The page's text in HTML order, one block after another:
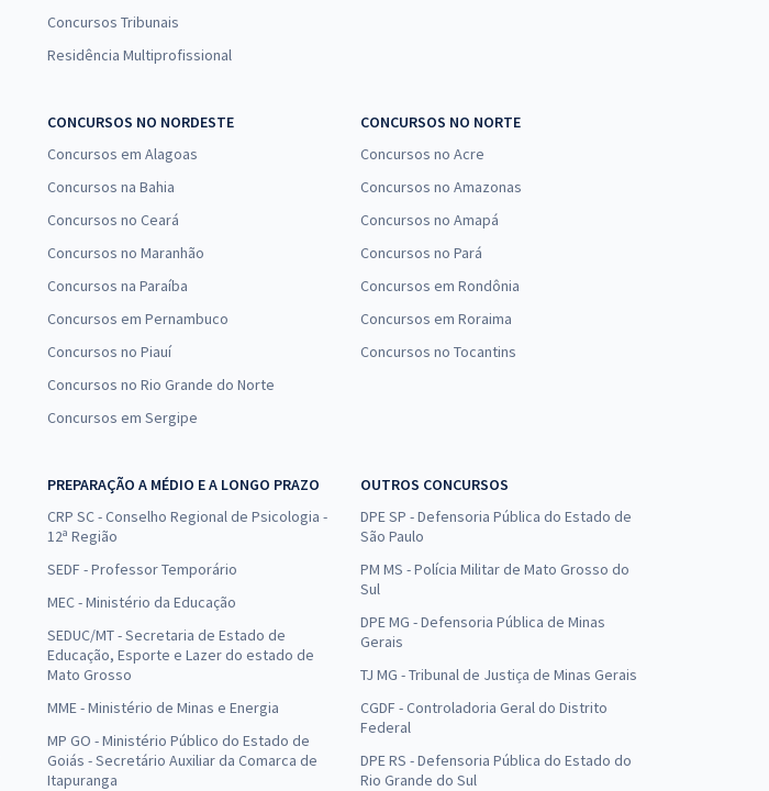
Concursos Tribunais
Residência Multiprofissional
CONCURSOS NO NORDESTE
Concursos em Alagoas
Concursos na Bahia
Concursos no Ceará
Concursos no Maranhão
Concursos na Paraíba
Concursos em Pernambuco
Concursos no Piauí
Concursos no Rio Grande do Norte
Concursos em Sergipe
CONCURSOS NO NORTE
Concursos no Acre
Concursos no Amazonas
Concursos no Amapá
Concursos no Pará
Concursos em Rondônia
Concursos em Roraima
Concursos no Tocantins
PREPARAÇÃO A MÉDIO E A LONGO PRAZO
CRP SC - Conselho Regional de Psicologia -
12ª Região
SEDF - Professor Temporário
MEC - Ministério da Educação
SEDUC/MT - Secretaria de Estado de
Educação, Esporte e Lazer do estado de
Mato Grosso
MME - Ministério de Minas e Energia
MP GO - Ministério Público do Estado de
Goiás - Secretário Auxiliar da Comarca de
Itapuranga
OUTROS CONCURSOS
DPE SP - Defensoria Pública do Estado de
São Paulo
PM MS - Polícia Militar de Mato Grosso do
Sul
DPE MG - Defensoria Pública de Minas
Gerais
TJ MG - Tribunal de Justiça de Minas Gerais
CGDF - Controladoria Geral do Distrito
Federal
DPE RS - Defensoria Pública do Estado do
Rio Grande do Sul